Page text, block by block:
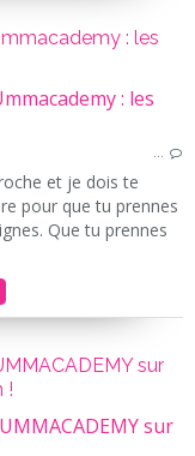
: les
…
et je dois te
pour que tu prennes
Que tu prennes
sur
!